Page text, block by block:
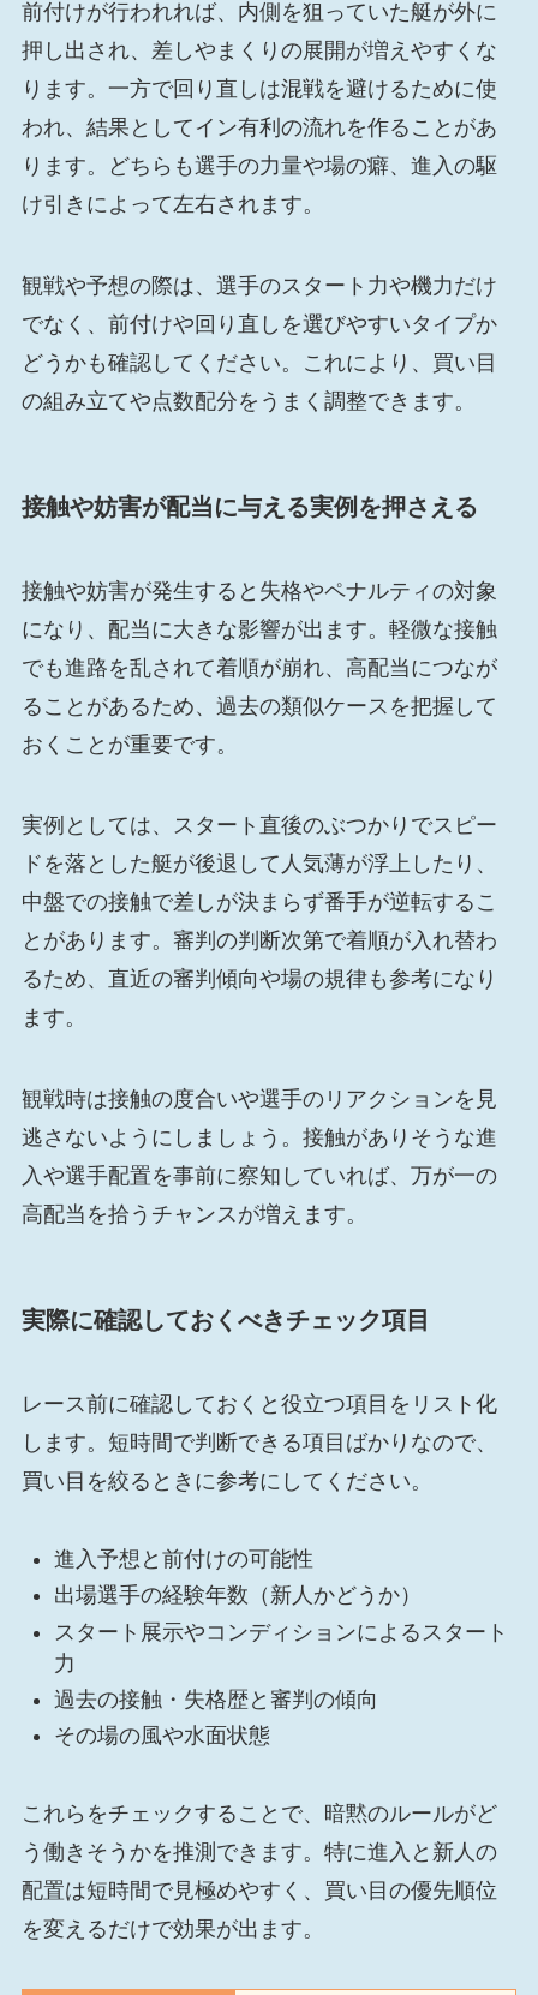
前付けが行われれば、内側を狙っていた艇が外に
押し出され、差しやまくりの展開が増えやすくな
ります。一方で回り直しは混戦を避けるために使
われ、結果としてイン有利の流れを作ることがあ
ります。どちらも選手の力量や場の癖、進入の駆
け引きによって左右されます。
観戦や予想の際は、選手のスタート力や機力だけ
でなく、前付けや回り直しを選びやすいタイプか
どうかも確認してください。これにより、買い目
の組み立てや点数配分をうまく調整できます。
接触や妨害が配当に与える実例を押さえる
接触や妨害が発生すると失格やペナルティの対象
になり、配当に大きな影響が出ます。軽微な接触
でも進路を乱されて着順が崩れ、高配当につなが
ることがあるため、過去の類似ケースを把握して
おくことが重要です。
実例としては、スタート直後のぶつかりでスピー
ドを落とした艇が後退して人気薄が浮上したり、
中盤での接触で差しが決まらず番手が逆転するこ
とがあります。審判の判断次第で着順が入れ替わ
るため、直近の審判傾向や場の規律も参考になり
ます。
観戦時は接触の度合いや選手のリアクションを見
逃さないようにしましょう。接触がありそうな進
入や選手配置を事前に察知していれば、万が一の
高配当を拾うチャンスが増えます。
実際に確認しておくべきチェック項目
レース前に確認しておくと役立つ項目をリスト化
します。短時間で判断できる項目ばかりなので、
買い目を絞るときに参考にしてください。
進入予想と前付けの可能性
出場選手の経験年数（新人かどうか）
スタート展示やコンディションによるスタート
力
過去の接触・失格歴と審判の傾向
その場の風や水面状態
これらをチェックすることで、暗黙のルールがど
う働きそうかを推測できます。特に進入と新人の
配置は短時間で見極めやすく、買い目の優先順位
を変えるだけで効果が出ます。